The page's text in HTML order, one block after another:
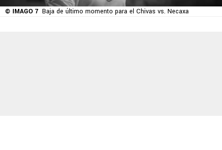
© IMAGO 7 Baja de último momento para el Chivas vs. Necaxa